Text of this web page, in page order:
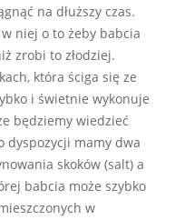
na dłuższy czas.
niej o to żeby babcia
zrobi to złodziej.
która ściga się ze
i świetnie wykonuje
będziemy wiedzieć
dyspozycji mamy dwa
skoków (salt) a
babcia może szybko
w